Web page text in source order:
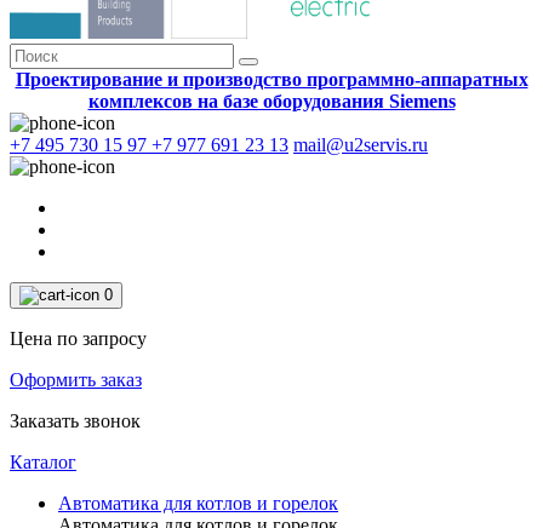
Проектирование и производство программно-аппаратных
комплексов на базе оборудования Siemens
+7 495 730 15 97 +7 977 691 23 13 mail@u2servis.ru
0
Цена по запросу
Оформить заказ
Заказать звонок
Каталог
Автоматика для котлов и горелок